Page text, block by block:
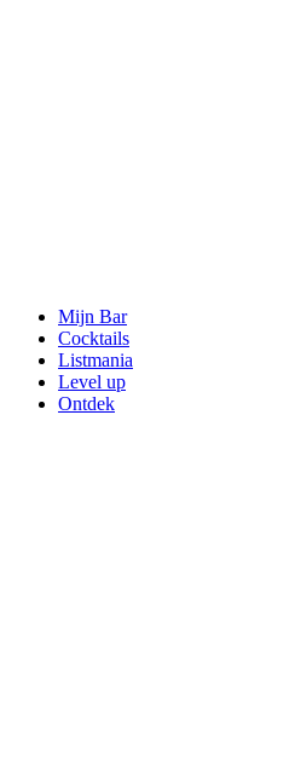
Mijn Bar
Cocktails
Listmania
Level up
Ontdek